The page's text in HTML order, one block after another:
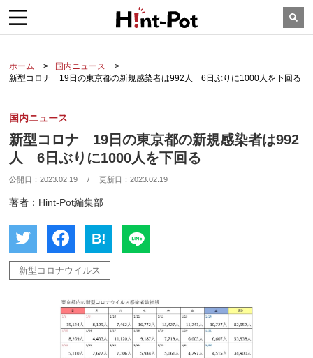
ホーム
国内ニュース
新型コロナ 19日の東京都の新規感染者は992人 6日ぶりに1000人を下回る
国内ニュース
新型コロナ 19日の東京都の新規感染者は992
人 6日ぶりに1000人を下回る
公開日：2023.02.19 / 更新日：2023.02.19
著者：Hint-Pot編集部
B!
新型コロナウイルス